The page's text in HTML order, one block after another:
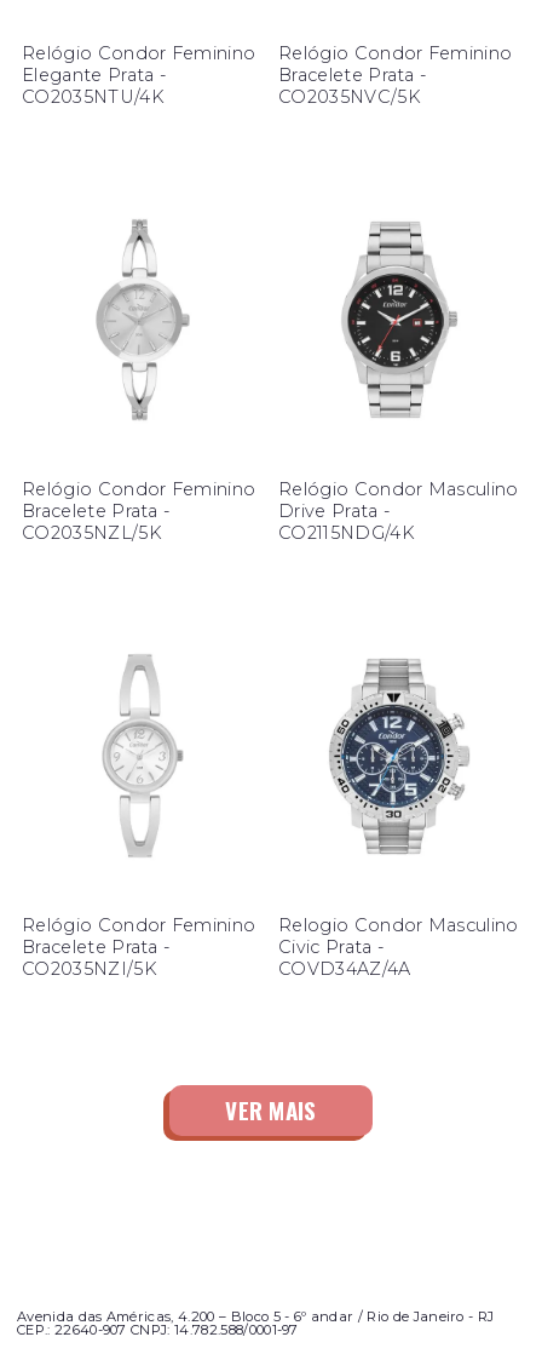
Relógio Condor Feminino
Elegante Prata -
CO2035NTU/4K
Relógio Condor Feminino
Bracelete Prata -
CO2035NVC/5K
Relógio Condor Feminino
Bracelete Prata -
CO2035NZL/5K
Relógio Condor Masculino
Drive Prata -
CO2115NDG/4K
Relógio Condor Feminino
Bracelete Prata -
CO2035NZI/5K
Relogio Condor Masculino
Civic Prata -
COVD34AZ/4A
Avenida das Américas, 4.200 – Bloco 5 - 6º andar / Rio de Janeiro - RJ
CEP.: 22640-907 CNPJ: 14.782.588/0001-97